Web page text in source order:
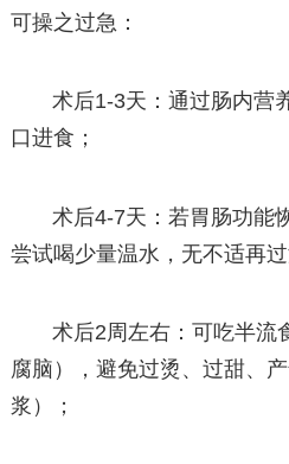
可操之过急：
术后1-3天：通过肠内营
口进食；
术后4-7天：若胃肠功能
尝试喝少量温水，无不适再
术后2周左右：可吃半流
腐脑），避免过烫、过甜、
浆）；